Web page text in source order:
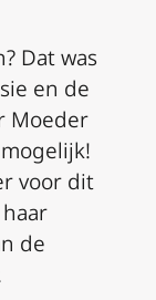
Dat was
en de
Moeder
voor dit
de